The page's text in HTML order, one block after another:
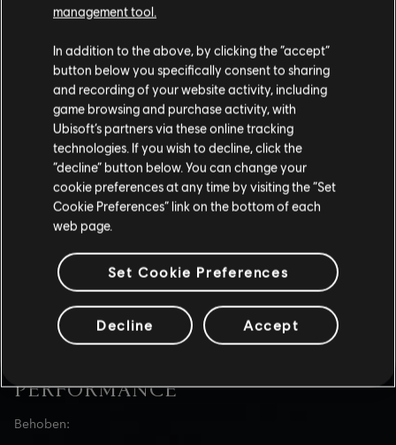
Zu belauschende Gespräche werden nun korrekt
Gen Bagdad- Wenn die Nachforschungstafel im
Bruderschaftshaus Harbiya zu schnell nach dem Dialog
geöffnet wurde, konnte nicht damit interagiert werden.
Höhle der Bestie- Während des Ziels „Sprich mit Ali“
konnte nicht richtig mit Ali interagiert werden.
Wie man einen Dämon fängt- Wenn man bei der
Interaktion mit Hinweisen von Gegnern entdeckt wurde,
konnten das Werkzeugrad und die Weltkarte nicht benutzt
werden.
Vergoldete Schmetterlinge
Auktion haben den Spielfluss der Quest zerstört.
Das große Symposion- Blocker für das Ziel „Finde den
Großen Gelehrten Fasil“ wurden entfernt.
Das Nest der Schlange
- Basims Dialoge werden jetzt
korrekt ausgelöst.
PERFORMANCE
Behoben:
management tool.
In addition to the above, by clicking the “accept”
button below you specifically consent to sharing
and recording of your website activity, including
game browsing and purchase activity, with
Ubisoft’s partners via these online tracking
technologies. If you wish to decline, click the
“decline” button below. You can change your
cookie preferences at any time by visiting the “Set
Cookie Preferences” link on the bottom of each
web page.
Set Cookie Preferences
Decline Accept